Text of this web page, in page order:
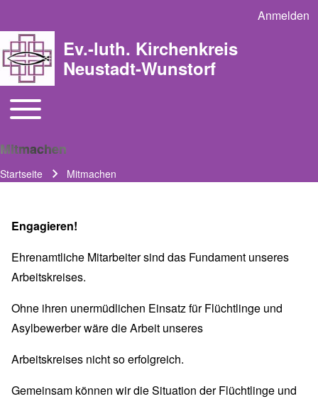
User
Anmelden
Ev.-luth. Kirchenkreis
Neustadt-Wunstorf
Main navigation
Toggle main menu
Mitmachen
Pfadnavigation
Startseite Mitmachen
Engagieren!
Ehrenamtliche Mitarbeiter sind das Fundament unseres
Arbeitskreises.
Ohne ihren unermüdlichen Einsatz für Flüchtlinge und
Asylbewerber wäre die Arbeit unseres
Arbeitskreises nicht so erfolgreich.
Gemeinsam können wir die Situation der Flüchtlinge und